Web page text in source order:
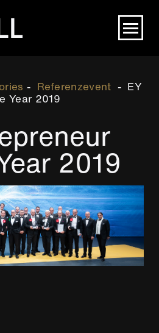
Referenzevent
EY
Year 2019
2019